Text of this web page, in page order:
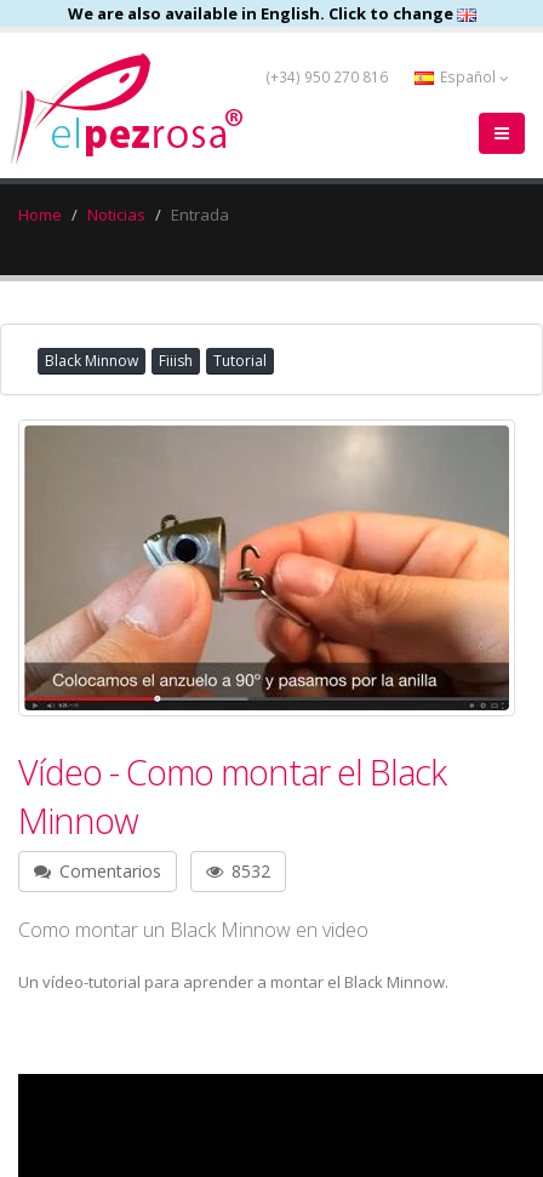
We are also available in English. Click to change
(+34) 950 270 816 Español
Home Noticias Entrada
Black Minnow Fiiish Tutorial
Vídeo - Como montar el Black
Minnow
Comentarios 8532
Como montar un Black Minnow en video
Un vídeo-tutorial para aprender a montar el Black Minnow.